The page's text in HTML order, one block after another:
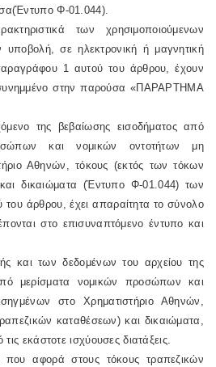
Φ-01.044).
των χρησιμοποιούμενων
σε ηλεκτρονική ή μαγνητική
1 αυτού του άρθρου, έχουν
στην παρούσα «ΠΑΡΑΡΤΗΜΑ
της βεβαίωσης εισοδήματος από
και νομικών οντοτήτων μη
Αθηνών, τόκους (εκτός των τόκων
δικαιώματα (Έντυπο Φ-01.044) των
άρθρου, έχει απαραίτητα το σύνολο
στο επισυναπτόμενο έντυπο και
και των δεδομένων του αρχείου της
μερίσματα νομικών προσώπων και
στο Χρηματιστήριο Αθηνών,
καταθέσεων) και δικαιώματα,
εκάστοτε ισχύουσες διατάξεις.
που αφορά στους τόκους τραπεζικών